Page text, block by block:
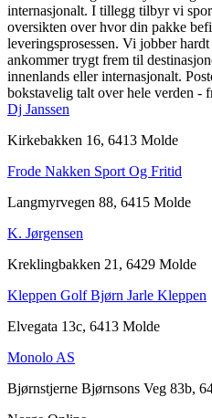
internasjonalt. I tillegg tilbyr vi
oversikten over hvor din pakke
leveringsprosessen. Vi jobber
ankommer trygt frem til
innenlands eller internasjonalt.
bokstavelig talt over hele verden -
Dj Janssen
Kirkebakken 16, 6413 Molde
Frode Nakken Sport Og Fritid
Langmyrvegen 88, 6415 Molde
K. Jørgensen
Kreklingbakken 21, 6429 Molde
Kleppen Golf Bjørn Jarle Kleppen
Elvegata 13c, 6413 Molde
Monolo AS
Bjørnstjerne Bjørnsons Veg 83b,